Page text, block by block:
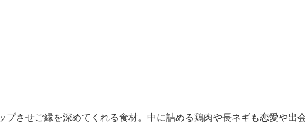
させご縁を深めてくれる食材。中に詰める鶏肉や長ネギも恋愛や出